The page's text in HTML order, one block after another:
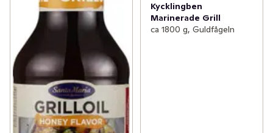
Kycklingben
Marinerade Grill
ca 1800 g, Guldfågeln